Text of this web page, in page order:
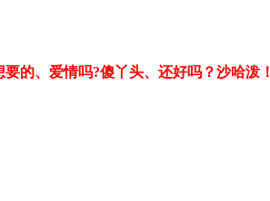
的、爱情吗?傻丫头、还好吗？沙哈泼！